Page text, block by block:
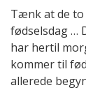
Tænk at de
fødselsdag …
har hertil
kommer til
allerede